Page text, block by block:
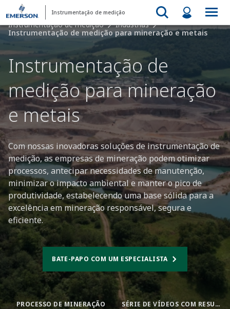
Instrumentação de medição
Instrumentação de medição
Indústrias
Instrumentação de medição para mineração e metais
Instrumentação de
medição para mineração
e metais
Com nossas inovadoras soluções de instrumentação de
medição, as empresas de mineração podem otimizar
processos, antecipar necessidades de manutenção,
minimizar o impacto ambiental e manter o pico de
produtividade, estabelecendo uma base sólida para a
excelência em mineração responsável, segura e
eficiente.
BATE-PAPO COM UM ESPECIALISTA
PROCESSO DE MINERAÇÃO SÉRIE DE VÍDEOS COM RESULTADOS REAIS DE CLIENTES REAIS